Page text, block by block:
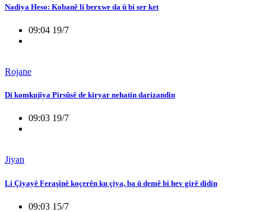
Nadiya Heso: Kobanê li berxwe da û bi ser ket
09:04 19/7
Rojane
Di komkujiya Pirsûsê de kiryar nehatin darizandin
09:03 19/7
Jiyan
Li Çiyayê Feraşînê koçerên ku çiya, ba û demê bi hev girê didin
09:03 15/7